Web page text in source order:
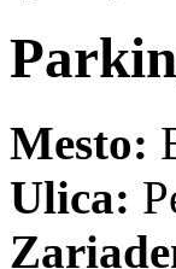
Mesto:
Ulica: